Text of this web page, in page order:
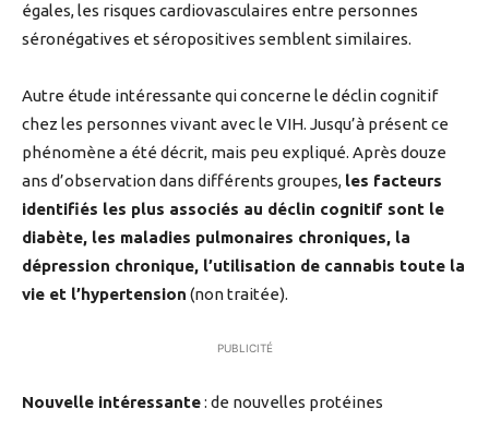
égales, les risques cardiovasculaires entre personnes
séronégatives et séropositives semblent similaires.
Autre étude intéressante qui concerne le déclin cognitif
chez les personnes vivant avec le VIH. Jusqu’à présent ce
phénomène a été décrit, mais peu expliqué. Après douze
ans d’observation dans différents groupes, les facteurs
identifiés les plus associés au déclin cognitif sont le
diabète, les maladies pulmonaires chroniques, la
dépression chronique, l’utilisation de cannabis toute la
vie et l’hypertension (non traitée).
PUBLICITÉ
Nouvelle intéressante: de nouvelles protéines